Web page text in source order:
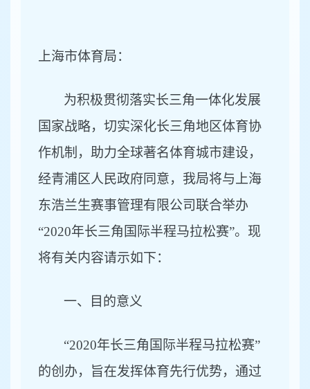
上海市体育局：
为积极贯彻落实长三角一体化发展
国家战略，切实深化长三角地区体育协
作机制，助力全球著名体育城市建设，
经青浦区人民政府同意，我局将与上海
东浩兰生赛事管理有限公司联合举办
“2020年长三角国际半程马拉松赛”。现
将有关内容请示如下：
一、目的意义
“2020年长三角国际半程马拉松赛”
的创办，旨在发挥体育先行优势，通过